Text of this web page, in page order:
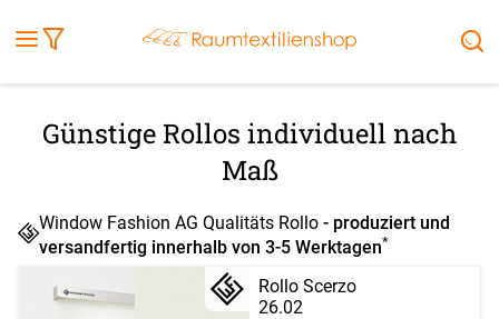
Außenrollo
Stoffe
Markise Sonnensegel
Günstige Rollos individuell nach
Maß
Window Fashion AG Qualitäts Rollo - produziert und
versandfertig innerhalb von 3-5 Werktagen*
Rollo Scerzo
26.02